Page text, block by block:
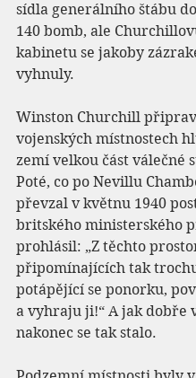
sídla generálního štábu
140 bomb, ale
kabinetu se jakoby
vyhnuly.
Winston Churchill
vojenských místnostech
zemí velkou část válečné
Poté, co po Nevillu
převzal v květnu 1940
britského ministerského
prohlásil: „Z těchto
připomínajících tak
potápějící se ponorku,
a vyhraju ji!“ A jak dobře
nakonec se tak stalo.